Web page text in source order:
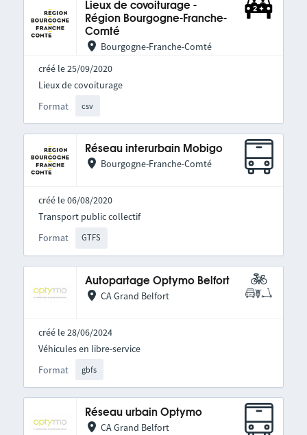
Lieux de covoiturage -
Région Bourgogne-Franche-
Comté
Bourgogne-Franche-Comté
créé le 25/09/2020
Format csv
Lieux de covoiturage
Réseau interurbain Mobigo
Bourgogne-Franche-Comté
créé le 06/08/2020
Format GTFS
Transport public collectif
Autopartage Optymo Belfort
CA Grand Belfort
créé le 28/06/2024
Format gbfs
Véhicules en libre-service
Réseau urbain Optymo
CA Grand Belfort